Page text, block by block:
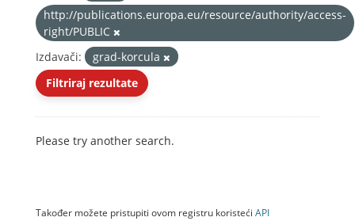
http://publications.europa.eu/resource/authority/access-
right/PUBLIC
Izdavači:
grad-korcula
Filtriraj rezultate
Please try another search.
Također možete pristupiti ovom registru koristeći API